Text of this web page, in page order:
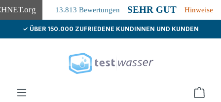
.org 13.813 Bewertungen SEHR GUT Hinweise
springen
✓ ÜBER 150.000 ZUFRIEDENE KUNDINNEN UND KUNDEN